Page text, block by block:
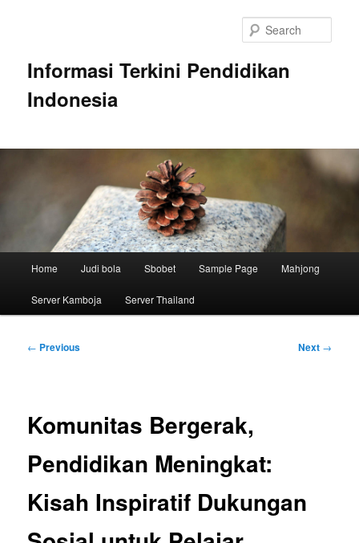
Informasi Terkini Pendidikan
Indonesia
Home Judi bola Sbobet Sample Page Mahjong
Server Kamboja Server Thailand
Post
← Previous Next →
Komunitas Bergerak,
Pendidikan Meningkat:
Kisah Inspiratif Dukungan